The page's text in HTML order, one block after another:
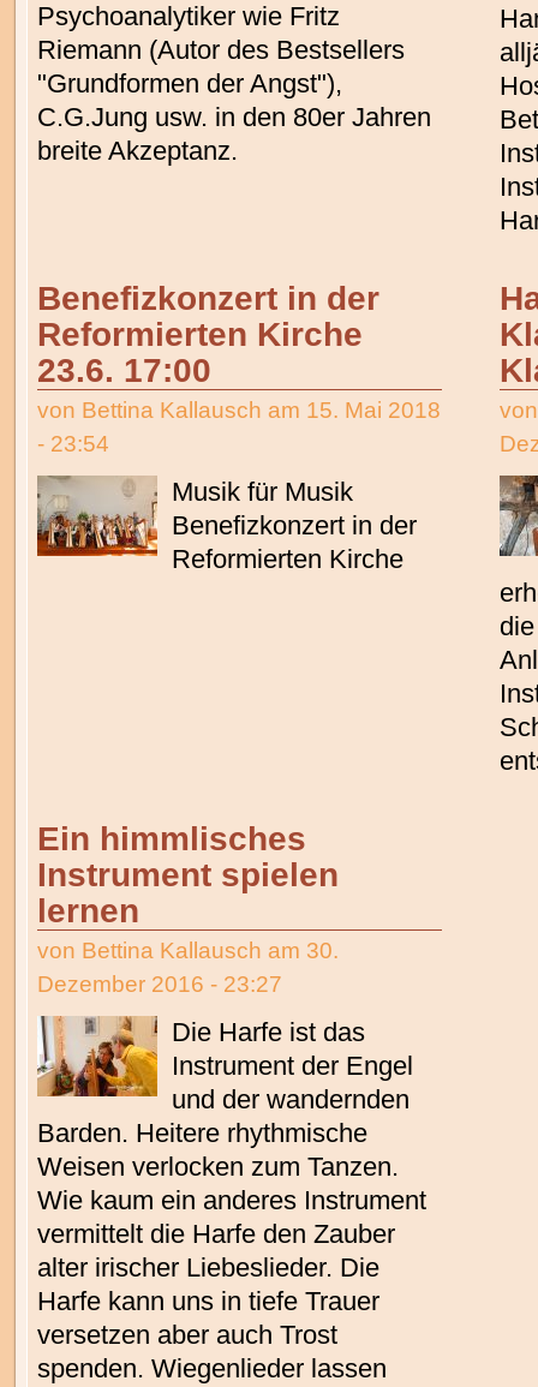
Psychoanalytiker wie Fritz
Riemann (Autor des Bestsellers
"Grundformen der Angst"),
C.G.Jung usw. in den 80er Jahren
breite Akzeptanz.
Benefizkonzert in der
Reformierten Kirche
23.6. 17:00
von Bettina Kallausch am 15. Mai 2018
- 23:54
Musik für Musik
Benefizkonzert in der
Reformierten Kirche
Ein himmlisches
Instrument spielen
lernen
von Bettina Kallausch am 30.
Dezember 2016 - 23:27
Die Harfe ist das
Instrument der Engel
und der wandernden
Barden. Heitere rhythmische
Weisen verlocken zum Tanzen.
Wie kaum ein anderes Instrument
vermittelt die Harfe den Zauber
alter irischer Liebeslieder. Die
Harfe kann uns in tiefe Trauer
versetzen aber auch Trost
spenden. Wiegenlieder lassen